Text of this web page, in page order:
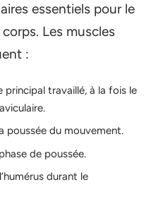
essentiels pour le
Les muscles
:
principal travaillé, à la fois le
poussée du mouvement.
de poussée.
durant le